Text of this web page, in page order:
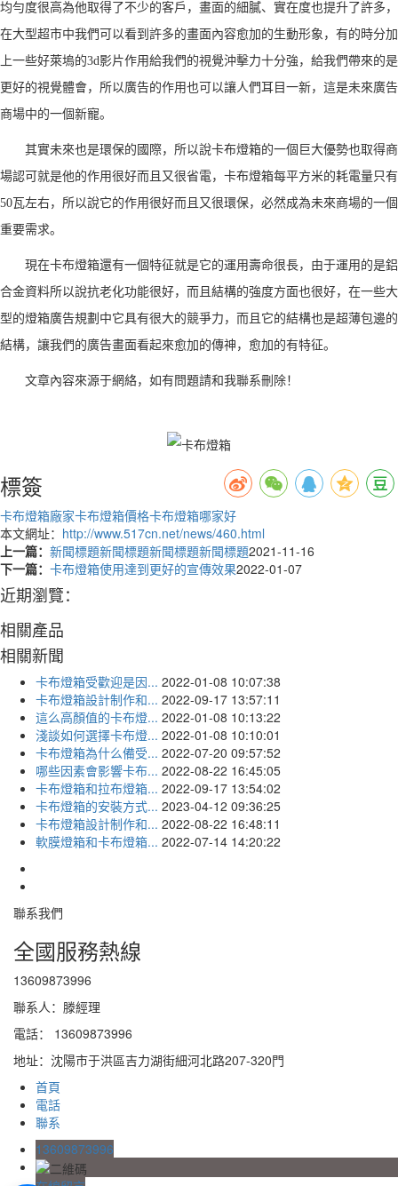
均勻度很高為他取得了不少的客戶，畫面的細膩、實在度也提升了許多，
在大型超市中我們可以看到許多的畫面內容愈加的生動形象，有的時分加
上一些好萊塢的3d影片作用給我們的視覺沖擊力十分強，給我們帶來的是
更好的視覺體會，所以廣告的作用也可以讓人們耳目一新，這是未來廣告
商場中的一個新寵。
其實未來也是環保的國際，所以說卡布燈箱的一個巨大優勢也取得商
場認可就是他的作用很好而且又很省電，卡布燈箱每平方米的耗電量只有
50瓦左右，所以說它的作用很好而且又很環保，必然成為未來商場的一個
重要需求。
現在卡布燈箱還有一個特征就是它的運用壽命很長，由于運用的是鋁
合金資料所以說抗老化功能很好，而且結構的強度方面也很好，在一些大
型的燈箱廣告規劃中它具有很大的競爭力，而且它的結構也是超薄包邊的
結構，讓我們的廣告畫面看起來愈加的傳神，愈加的有特征。
文章內容來源于網絡，如有問題請和我聯系刪除！
標簽
卡布燈箱廠家卡布燈箱價格卡布燈箱哪家好
本文網址： http://www.517cn.net/news/460.html
上一篇： 新聞標題新聞標題新聞標題新聞標題2021-11-16
下一篇： 卡布燈箱使用達到更好的宣傳效果2022-01-07
近期瀏覽：
相關產品
相關新聞
卡布燈箱受歡迎是因... 2022-01-08 10:07:38
卡布燈箱設計制作和... 2022-09-17 13:57:11
這么高顏值的卡布燈... 2022-01-08 10:13:22
淺談如何選擇卡布燈... 2022-01-08 10:10:01
卡布燈箱為什么備受... 2022-07-20 09:57:52
哪些因素會影響卡布... 2022-08-22 16:45:05
卡布燈箱和拉布燈箱... 2022-09-17 13:54:02
卡布燈箱的安裝方式... 2023-04-12 09:36:25
卡布燈箱設計制作和... 2022-08-22 16:48:11
軟膜燈箱和卡布燈箱... 2022-07-14 14:20:22
聯系我們
全國服務熱線
13609873996
聯系人：滕經理
電話： 13609873996
地址：沈陽市于洪區吉力湖街細河北路207-320門
首頁
電話
聯系
13609873996